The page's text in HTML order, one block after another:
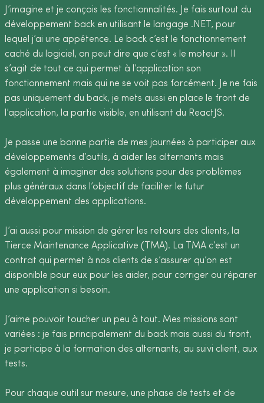
J’imagine et je conçois les fonctionnalités. Je fais surtout du
développement back en utilisant le langage .NET, pour
lequel j’ai une appétence. Le back c’est le fonctionnement
caché du logiciel, on peut dire que c’est « le moteur ». Il
s’agit de tout ce qui permet à l’application son
fonctionnement mais qui ne se voit pas forcément. Je ne fais
pas uniquement du back, je mets aussi en place le front de
l’application, la partie visible, en utilisant du ReactJS.
Je passe une bonne partie de mes journées à participer aux
développements d’outils, à aider les alternants mais
également à imaginer des solutions pour des problèmes
plus généraux dans l’objectif de faciliter le futur
développement des applications.
J’ai aussi pour mission de gérer les retours des clients, la
Tierce Maintenance Applicative (TMA). La TMA c’est un
contrat qui permet à nos clients de s’assurer qu’on est
disponible pour eux pour les aider, pour corriger ou réparer
une application si besoin.
J’aime pouvoir toucher un peu à tout. Mes missions sont
variées : je fais principalement du back mais aussi du front,
je participe à la formation des alternants, au suivi client, aux
tests.
Pour chaque outil sur mesure, une phase de tests et de